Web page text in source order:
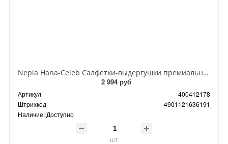
Nepia Hana-Celeb Салфетки-выдергушки премиальные треслойные 130 шт
2 994 руб
Артикул
400412178
Штрихкод
4901121636191
Наличие: Доступно
шт